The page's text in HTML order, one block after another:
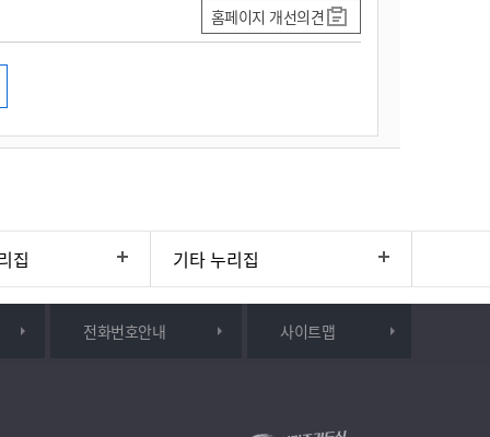
홈페이지 개선의견
집 기타 누리집
전화번호안내 사이트맵